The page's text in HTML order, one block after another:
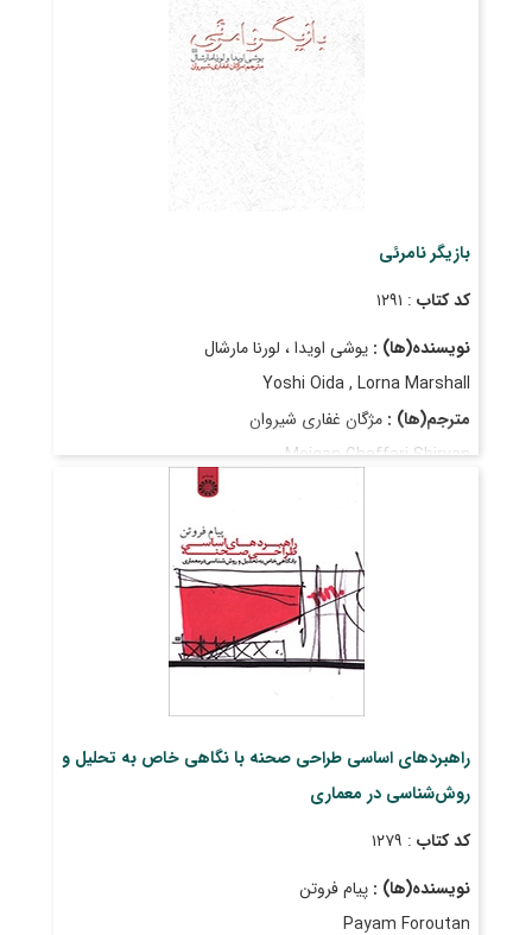
بازیگر نامرئی
کد کتاب : ۱۲۹۱
نویسنده(ها) : یوشی اویدا ، لورنا مارشال
Yoshi Oida , Lorna Marshall
مترجم(ها) : مژگان غفاری شیروان
Mojgan Ghaffari Shirvan
راهبردهای اساسی طراحی صحنه با نگاهی خاص به تحلیل و
روش‌شناسی در معماری
کد کتاب : ۱۲۷۹
نویسنده(ها) : پیام فروتن
Payam Foroutan